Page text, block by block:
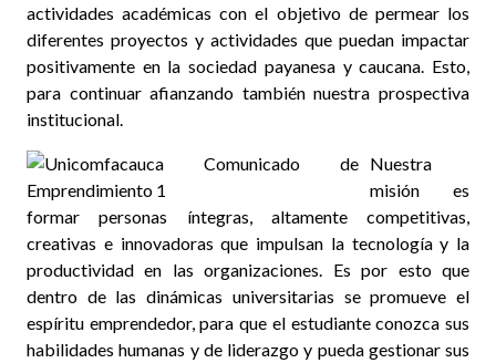
actividades académicas con el objetivo de permear los
diferentes proyectos y actividades que puedan impactar
positivamente en la sociedad payanesa y caucana. Esto,
para continuar afianzando también nuestra prospectiva
institucional.
Nuestra
misión es
formar personas íntegras, altamente competitivas,
creativas e innovadoras que impulsan la tecnología y la
productividad en las organizaciones. Es por esto que
dentro de las dinámicas universitarias se promueve el
espíritu emprendedor, para que el estudiante conozca sus
habilidades humanas y de liderazgo y pueda gestionar sus